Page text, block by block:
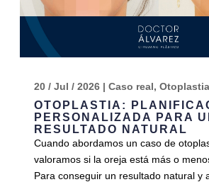
OTOPLASTIA:
PERSONALIZADA PARA
RESULTADO NATURAL
20 / Jul / 2026| Caso real, Otoplastia
Cuando abordamos un caso de
valoramos si la oreja está más o
Para conseguir un resultado natural y